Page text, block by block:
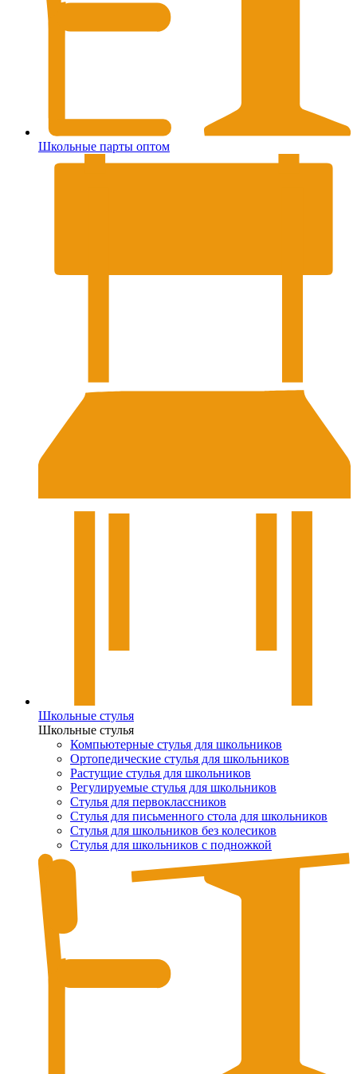
Школьные парты оптом
Школьные стулья
Школьные стулья
Компьютерные стулья для школьников
Ортопедические стулья для школьников
Растущие стулья для школьников
Регулируемые стулья для школьников
Стулья для первоклассников
Стулья для письменного стола для школьников
Стулья для школьников без колесиков
Стулья для школьников с подножкой